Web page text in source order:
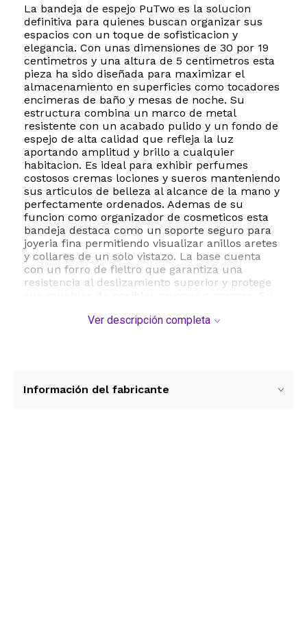
La bandeja de espejo PuTwo es la solucion
definitiva para quienes buscan organizar sus
espacios con un toque de sofisticacion y
elegancia. Con unas dimensiones de 30 por 19
centimetros y una altura de 5 centimetros esta
pieza ha sido diseñada para maximizar el
almacenamiento en superficies como tocadores
encimeras de baño y mesas de noche. Su
estructura combina un marco de metal
resistente con un acabado pulido y un fondo de
espejo de alta calidad que refleja la luz
aportando amplitud y brillo a cualquier
habitacion. Es ideal para exhibir perfumes
costosos cremas lociones y sueros manteniendo
sus articulos de belleza al alcance de la mano y
perfectamente ordenados. Ademas de su
funcion como organizador de cosmeticos esta
bandeja destaca como un soporte seguro para
joyeria fina permitiendo visualizar anillos aretes
y collares de un solo vistazo. La base cuenta
con un forro de fieltro que garantiza una
resistencia al deslizamiento superior y protege
elemento decorativo versatil que se adapta a
plastico asegurando una inversion a largo plazo
Ver descripción completa
Información del fabricante